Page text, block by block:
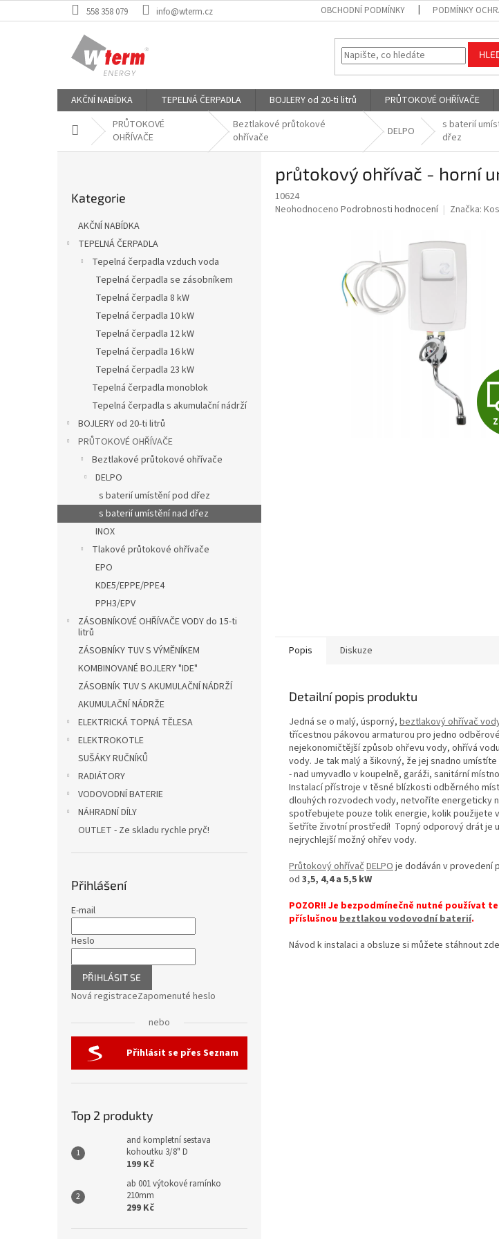
na
558 358 079 info@wterm.cz OBCHODNÍ PODMÍNKY PODMÍNKY
AKČNÍ NABÍDKA TEPELNÁ ČERPADLA BOJLERY od 20-ti litrů PRŮTOKOVÉ OHŘÍVAČE
Domů PRŮTOKOVÉ
OHŘÍVAČE
Beztlakové průtokové
ohřívače
DELPO
s baterií
dřez
kategorie
Kategorie
AKČNÍ NABÍDKA
TEPELNÁ ČERPADLA
Tepelná čerpadla vzduch voda
Tepelná čerpadla se zásobníkem
Tepelná čerpadla 8 kW
Tepelná čerpadla 10 kW
Tepelná čerpadla 12 kW
Tepelná čerpadla 16 kW
Tepelná čerpadla 23 kW
Tepelná čerpadla monoblok
Tepelná čerpadla s akumulační nádrží
BOJLERY od 20-ti litrů
PRŮTOKOVÉ OHŘÍVAČE
Beztlakové průtokové ohřívače
DELPO
s baterií umístění pod dřez
s baterií umístění nad dřez
INOX
Tlakové průtokové ohřívače
EPO
KDE5/EPPE/PPE4
PPH3/EPV
ZÁSOBNÍKOVÉ OHŘÍVAČE VODY do 15-ti
litrů
ZÁSOBNÍKY TUV S VÝMĚNÍKEM
KOMBINOVANÉ BOJLERY "IDE"
ZÁSOBNÍK TUV S AKUMULAČNÍ NÁDRŽÍ
AKUMULAČNÍ NÁDRŽE
ELEKTRICKÁ TOPNÁ TĚLESA
ELEKTROKOTLE
SUŠÁKY RUČNÍKŮ
RADIÁTORY
VODOVODNÍ BATERIE
NÁHRADNÍ DÍLY
OUTLET - Ze skladu rychle pryč!
Přihlášení
E-mail
Heslo
PŘIHLÁSIT SE
Nová registraceZapomenuté heslo
nebo
Přihlásit se přes Seznam
Top 2 produkty
and kompletní sestava
kohoutku 3/8" D
199 Kč
ab 001 výtokové ramínko
210mm
299 Kč
průtokový ohřívač - horní
10624
Průměrné
Neohodnoceno Podrobnosti hodnocení Značka:
Popis Diskuze
Detailní popis produktu
Jedná se o malý, úsporný, beztlakový ohřívač
třícestnou pákovou armaturou pro jedno
nejekonomičtější způsob ohřevu vody, ohřívá
vody. Je tak malý a šikovný, že jej snadno
- nad umyvadlo v koupelně, garáži, sanitární
Instalací přístroje v těsné blízkosti odběrného
dlouhých rozvodech vody, netvoříte energeticky
spotřebujete pouze tolik energie, kolik použijete
šetříte životní prostředí! Topný odporový drát je
nejrychlejší možný ohřev vody.
Průtokový ohřívačDELPOje dodáván v provedení
od 3,5, 4,4 a 5,5 kW
POZOR!! Je bezpodmínečně nutné používat
příslušnoubeztlakou vodovodní baterií.
Návod k instalaci a obsluze si můžete stáhnout